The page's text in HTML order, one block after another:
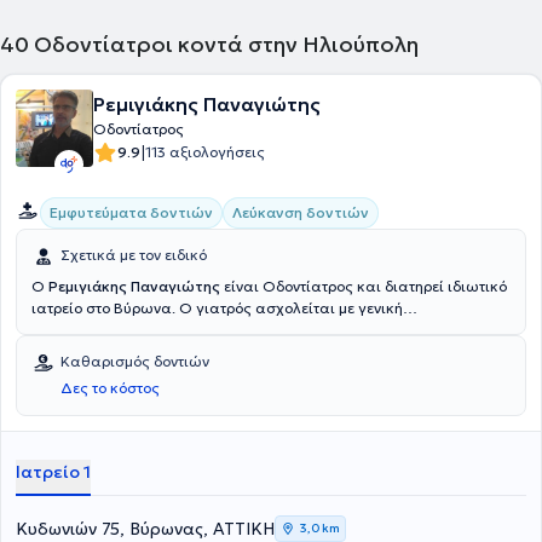
40 Οδοντίατροι κοντά στην Ηλιούπολη
Ρεμιγιάκης Παναγιώτης
Οδοντίατρος
9.9|113 αξιολογήσεις
Εμφυτεύματα δοντιών Λεύκανση δοντιών
Σχετικά με τον ειδικό
Ο Ρεμιγιάκης Παναγιώτης είναι Οδοντίατρος και διατηρεί ιδιωτικό
ιατρείο στο Βύρωνα. Ο γιατρός ασχολείται με γενική
μεθόδους και τεχνική υποστήριξη τελευταίας τεχνολογίας. Έχει
ιδιαίτερη εμπειρία σε αισθητικές αποκαταστάσεις τύπου bonding
ρητίνης και πορσελάνης, τοποθέτηση και αποκατάσταση
νωδότητας με εμφυτεύματα και περιχειλικές εγχύσεις
στο κατά φύσιν.
Καθαρισμός δοντιών
Δες το κόστος
Ιατρείο 1
Κυδωνιών 75, Βύρωνας, ΑΤΤΙΚΗ 3,0 km